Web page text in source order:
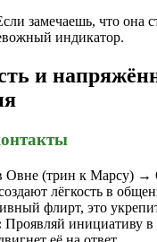
замечаешь, что она
индикатор.
и
(трин к Марсу) →
лёгкость в
флирт, это
Проявляй инициативу в